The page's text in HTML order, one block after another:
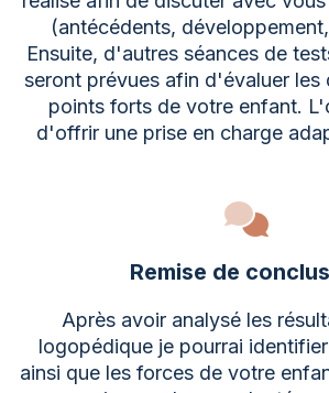
(antécédents,
Ensuite, d'autres séances de
seront prévues afin d'évaluer les
points forts de votre enfant.
d'offrir une prise en charge
Remise de
Après avoir analysé les
logopédique je pourrai
ainsi que les forces de votre